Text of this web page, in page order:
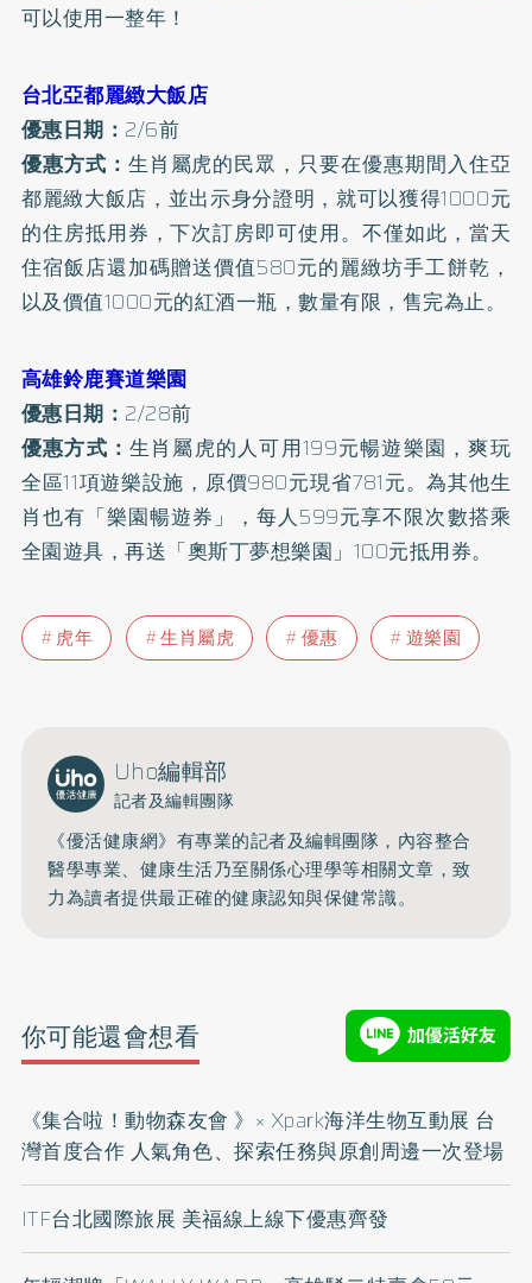
可以使用一整年！
台北亞都麗緻大飯店
優惠日期： 2/6前
優惠方式： 生肖屬虎的民眾，只要在優惠期間入住亞
都麗緻大飯店，並出示身分證明，就可以獲得1000元
的住房抵用券，下次訂房即可使用。不僅如此，當天
住宿飯店還加碼贈送價值580元的麗緻坊手工餅乾，
以及價值1000元的紅酒一瓶，數量有限，售完為止。
高雄鈴鹿賽道樂園
優惠日期： 2/28前
優惠方式：生肖屬虎的人可用199元暢遊樂園，爽玩
全區11項遊樂設施，原價980元現省781元。為其他生
肖也有「樂園暢遊券」，每人599元享不限次數搭乘
全園遊具，再送「奧斯丁夢想樂園」100元抵用券。
虎年 生肖屬虎 優惠 遊樂園
Uho編輯部
記者及編輯團隊
《優活健康網》有專業的記者及編輯團隊，內容整合
醫學專業、健康生活乃至關係心理學等相關文章，致
力為讀者提供最正確的健康認知與保健常識。
你可能還會想看
《集合啦！動物森友會 》× Xpark海洋生物互動展 台
灣首度合作 人氣角色、探索任務與原創周邊一次登場
ITF台北國際旅展 美福線上線下優惠齊發